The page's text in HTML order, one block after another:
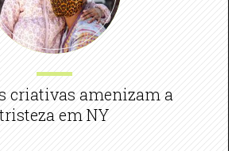
criativas amenizam a
tristeza em NY